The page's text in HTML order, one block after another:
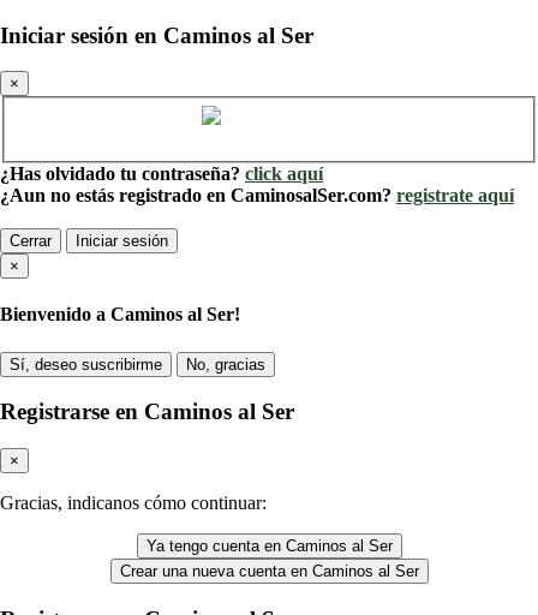
Iniciar sesión en Caminos al Ser
×
¿Has olvidado tu contraseña? click aquí
¿Aun no estás registrado en CaminosalSer.com? registrate aquí
Cerrar
Iniciar sesión
×
Bienvenido a Caminos al Ser!
Sí, deseo suscribirme No, gracias
Registrarse en Caminos al Ser
×
Gracias, indicanos cómo continuar:
Ya tengo cuenta en Caminos al Ser
Crear una nueva cuenta en Caminos al Ser